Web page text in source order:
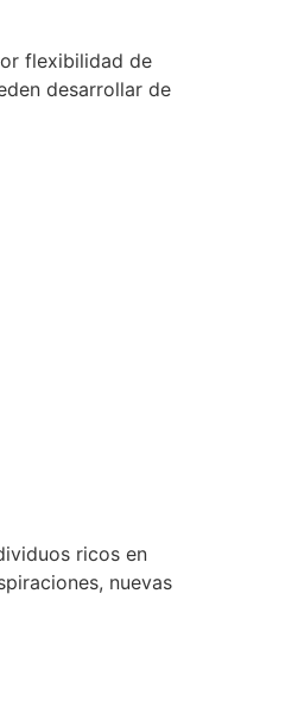
flexibilidad de
desarrollar de
ricos en
nuevas